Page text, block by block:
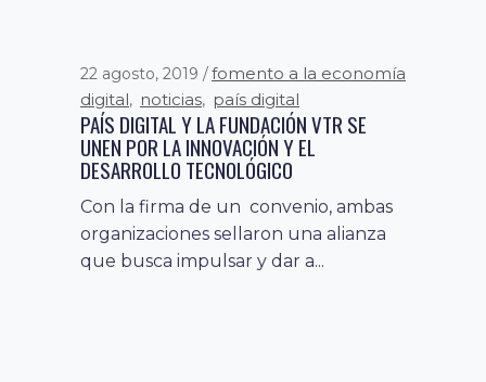
22 agosto, 2019
fomento a la economía
digital, noticias, país digital
PAÍS DIGITAL Y LA FUNDACIÓN VTR SE
UNEN POR LA INNOVACIÓN Y EL
DESARROLLO TECNOLÓGICO
Con la firma de un convenio, ambas
organizaciones sellaron una alianza
que busca impulsar y dar a...